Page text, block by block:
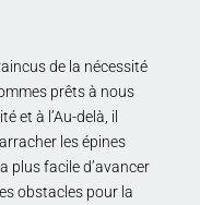
de la nécessité
prêts à nous
et à l’Au-delà, il
les épines
plus facile d’avancer
obstacles pour la